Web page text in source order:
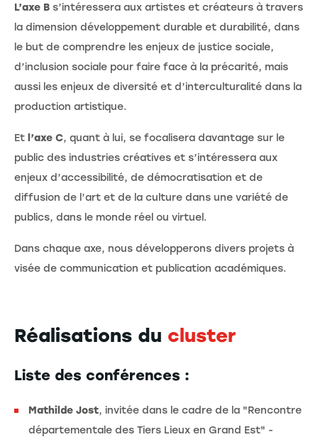
L’axe B s’intéressera aux artistes et créateurs à travers
la dimension développement durable et durabilité, dans
le but de comprendre les enjeux de justice sociale,
d’inclusion sociale pour faire face à la précarité, mais
aussi les enjeux de diversité et d’interculturalité dans la
production artistique.
Et l’axe C, quant à lui, se focalisera davantage sur le
public des industries créatives et s’intéressera aux
enjeux d’accessibilité, de démocratisation et de
diffusion de l’art et de la culture dans une variété de
publics, dans le monde réel ou virtuel.
Dans chaque axe, nous développerons divers projets à
visée de communication et publication académiques.
Réalisations du cluster
Liste des conférences :
Mathilde Jost, invitée dans le cadre de la "Rencontre
départementale des Tiers Lieux en Grand Est" -